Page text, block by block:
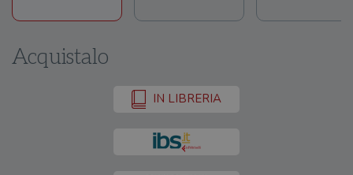
Acquistalo
IN LIBRERIA